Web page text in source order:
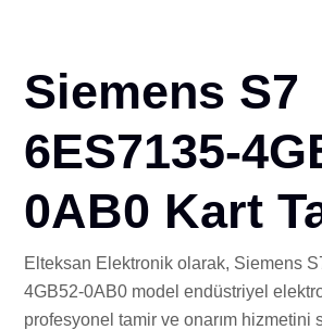
Siemens S7
6ES7135-
0AB0 Kart
Elteksan Elektronik olarak, Siemens
4GB52-0AB0 model endüstriyel
profesyonel tamir ve onarım hizmetini